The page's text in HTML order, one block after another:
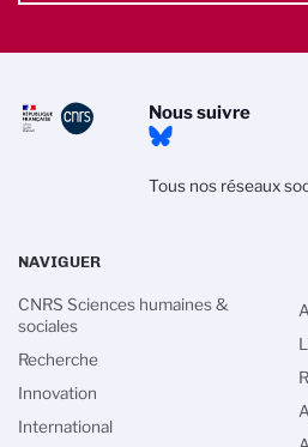
Nous suivre
Tous nos réseaux
NAVIGUER
CNRS Sciences humaines &
sociales
Recherche
Innovation
International